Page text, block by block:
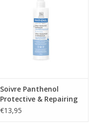
Soivre Panthenol
Protective & Repairing
Spray 8%
€13,95